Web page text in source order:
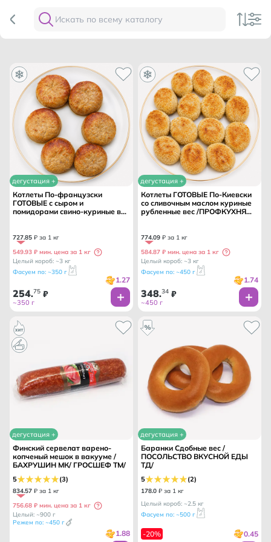
дегустация +
Котлеты По-французски
ГОТОВЫЕ с сыром и
помидорами свино-куриные вес
727.85 ₽ за 1 кг
549.93 ₽ мин. цена за 1 кг
Целый короб: ~3 кг
Фасуем по: ~350 г
1.27
254.75 ₽
~350 г
дегустация +
Котлеты ГОТОВЫЕ По-Киевски
со сливочным маслом куриные
рубленные вес /ПРОФКУХНЯ
774.09 ₽ за 1 кг
584.87 ₽ мин. цена за 1 кг
Целый короб: ~3 кг
Фасуем по: ~450 г
1.74
348.34 ₽
~450 г
дегустация +
Финский сервелат варено-
копченый мешок в вакууме /
БАХРУШИН МК/ ГРОСШЕФ ТМ/
5 (3)
834.57 ₽ за 1 кг
756.68 ₽ мин. цена за 1 кг
Целый: ~900 г
Режем по: ~450 г
1.88
дегустация +
Баранки Сдобные вес /
ПОСОЛЬСТВО ВКУСНОЙ ЕДЫ
ТД/
5 (2)
178.0 ₽ за 1 кг
Целый короб: ~2.5 кг
Фасуем по: ~500 г
-20% 0.45